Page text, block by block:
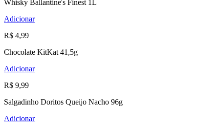
Whisky Ballantine's Finest 1L
Adicionar
R$ 4,99
Chocolate KitKat 41,5g
Adicionar
R$ 9,99
Salgadinho Doritos Queijo Nacho 96g
Adicionar